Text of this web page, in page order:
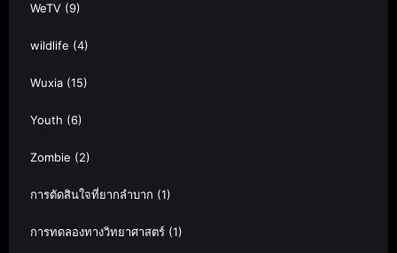
WeTV (9)
wildlife (4)
Wuxia (15)
Youth (6)
Zombie (2)
การตัดสินใจที่ยากลำบาก (1)
การทดลองทางวิทยาศาสตร์ (1)